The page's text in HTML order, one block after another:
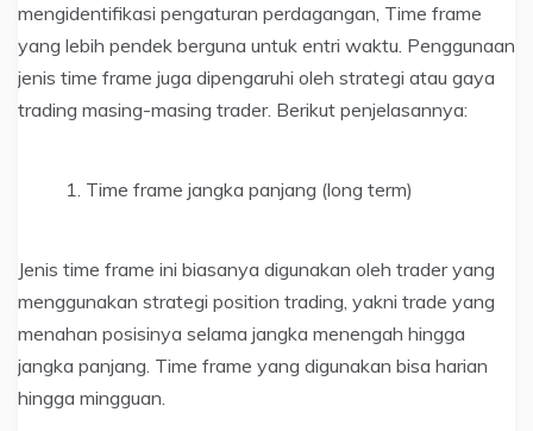
mengidentifikasi pengaturan perdagangan, Time frame
yang lebih pendek berguna untuk entri waktu. Penggunaan
jenis time frame juga dipengaruhi oleh strategi atau gaya
trading masing-masing trader. Berikut penjelasannya:
Time frame jangka panjang (long term)
Jenis time frame ini biasanya digunakan oleh trader yang
menggunakan strategi position trading, yakni trade yang
menahan posisinya selama jangka menengah hingga
jangka panjang. Time frame yang digunakan bisa harian
hingga mingguan.